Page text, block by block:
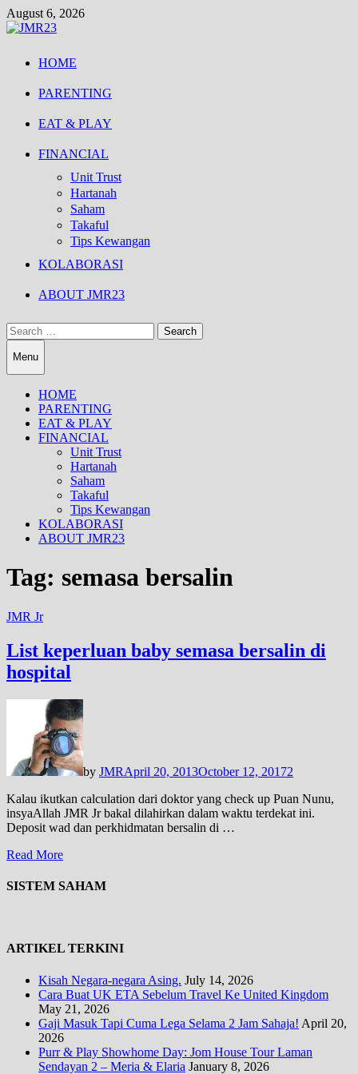
Skip
to
August 6, 2026
HOME
PARENTING
EAT & PLAY
FINANCIAL
Unit Trust
Hartanah
Saham
Takaful
Tips Kewangan
KOLABORASI
ABOUT JMR23
Search
for:
Menu
HOME
PARENTING
EAT & PLAY
FINANCIAL
Unit Trust
Hartanah
Saham
Takaful
Tips Kewangan
KOLABORASI
ABOUT JMR23
Tag: semasa bersalin
JMR Jr
List keperluan baby semasa bersalin di
hospital
by JMRApril 20, 2013October 12, 20172
Kalau ikutkan calculation dari doktor yang check up Puan Nunu,
insyaAllah JMR Jr bakal dilahirkan dalam waktu terdekat ini.
Deposit wad dan perkhidmatan bersalin di …
Read More
SISTEM SAHAM
ARTIKEL TERKINI
Kisah Negara-negara Asing. July 14, 2026
Cara Buat UK ETA Sebelum Travel Ke United Kingdom
May 21, 2026
Gaji Masuk Tapi Cuma Lega Selama 2 Jam Sahaja! April 20,
2026
Purr & Play Showhome Day: Jom House Tour Laman
Sendayan 2 – Meria & Elaria January 8, 2026